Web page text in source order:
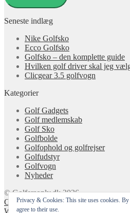
Seneste indlæg
Nike Golfsko
Ecco Golfsko
Golfsko – den komplette guide
Hvilken golf driver skal jeg
Clicgear 3.5 golfvogn
Kategorier
Golf Gadgets
Golf medlemskab
Golf Sko
Golfbolde
Golfophold og golfrejser
Golfudstyr
Golfvogn
Nyheder
© Golfersonly.dk 2026
Cookie & PrivatlivspolitikDesignet
WooCommerce.
Privacy & Cookies: This site uses cookies.
agree to their use.